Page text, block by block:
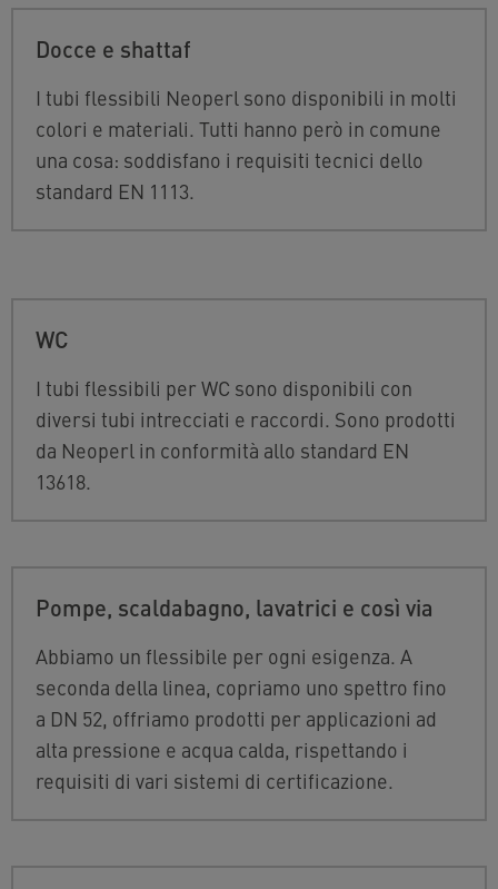
Docce e shattaf
I tubi flessibili Neoperl sono disponibili in molti
colori e materiali. Tutti hanno però in comune
una cosa: soddisfano i requisiti tecnici dello
standard EN 1113.
WC
I tubi flessibili per WC sono disponibili con
diversi tubi intrecciati e raccordi. Sono prodotti
da Neoperl in conformità allo standard EN
13618.
Pompe, scaldabagno, lavatrici e così via
Abbiamo un flessibile per ogni esigenza. A
seconda della linea, copriamo uno spettro fino
a DN 52, offriamo prodotti per applicazioni ad
alta pressione e acqua calda, rispettando i
requisiti di vari sistemi di certificazione.